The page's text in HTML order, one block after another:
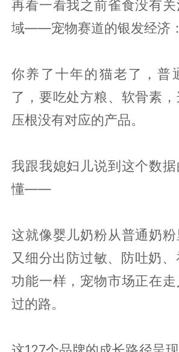
再看一看我之前雀食没有
域——宠物赛道的银发经济：
你养了十年的猫老了，普
了，要吃处方粮、软骨素
压根没有对应的产品。
我跟我媳妇儿说到这个数
懂——
这就像婴儿奶粉从普通奶粉
又细分出防过敏、防吐奶
功能一样，宠物市场正在
过的路。